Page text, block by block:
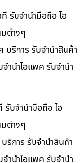
รับจำนำมือถือ ไอ
ต่างๆ
บริการ รับจำนำสินค้า
ำนำไอแพค รับจำนำ
รับจำนำมือถือ ไอ
ต่างๆ
ริการ รับจำนำสินค้า
ำนำไอแพค รับจำนำ